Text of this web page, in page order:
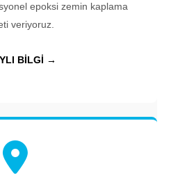
epoksi zemin kaplama
veriyoruz.
BİLGİ →